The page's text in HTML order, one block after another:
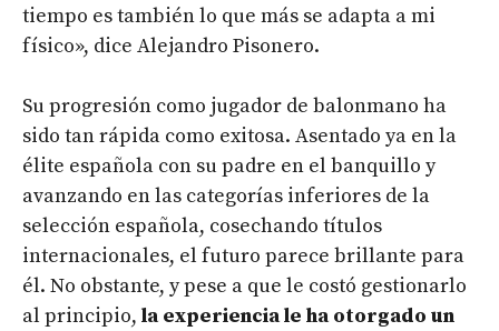
tiempo es también lo que más se adapta a mi
físico», dice Alejandro Pisonero.
Su progresión como jugador de balonmano ha
sido tan rápida como exitosa. Asentado ya en la
élite española con su padre en el banquillo y
avanzando en las categorías inferiores de la
selección española, cosechando títulos
internacionales, el futuro parece brillante para
él. No obstante, y pese a que le costó gestionarlo
al principio, la experiencia le ha otorgado un